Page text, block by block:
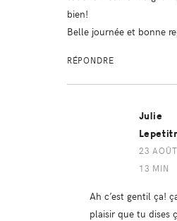
bien!
Belle journée et bonne
RÉPONDRE
Julie
23
13 MIN
Ah c’est gentil ça!
plaisir que tu dises